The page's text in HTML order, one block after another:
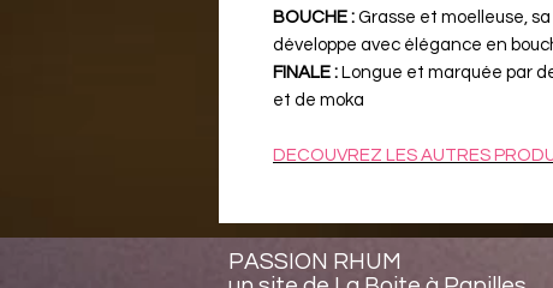
BOUCHE : Grasse et moelleuse,
développe avec élégance en
FINALE : Longue et marquée par
et de moka
DECOUVREZ LES AUTRES
PASSION RHUM